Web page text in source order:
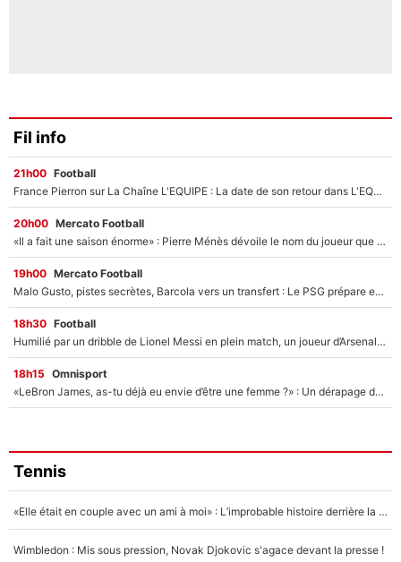
Fil info
21h00 Football
France Pierron sur La Chaîne L'EQUIPE : La date de son retour dans L'EQUIPE de Choc est connue... et c'était très attendu
20h00 Mercato Football
«Il a fait une saison énorme» : Pierre Ménès dévoile le nom du joueur que l’OM devait absolument recruter cet été, l’IA valide la piste !
19h00 Mercato Football
Malo Gusto, pistes secrètes, Barcola vers un transfert : Le PSG prépare encore des surprises sur le mercato
18h30 Football
Humilié par un dribble de Lionel Messi en plein match, un joueur d’Arsenal a changé de coiffure pour passer incognito !
18h15 Omnisport
«LeBron James, as-tu déjà eu envie d’être une femme ?» : Un dérapage de Donald Trump sur la superstar de la NBA refait surface
Tennis
«Elle était en couple avec un ami à moi» : L’improbable histoire derrière la «seule relation longue» de Novak Djokovic
Wimbledon : Mis sous pression, Novak Djokovic s'agace devant la presse !